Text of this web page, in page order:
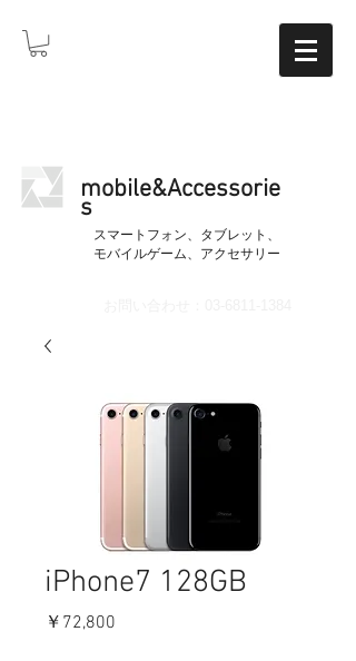
mobile&Accessorie
s
​スマートフォン、タブレット、
モバイルゲーム、アクセサリー
iPhone7 128GB
￥72,800